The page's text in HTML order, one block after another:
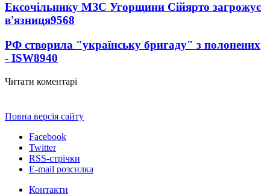
Ексочільнику МЗС Угорщини Сійярто загрожує
в'язниця9568
РФ створила "українську бригаду" з полонених
- ISW8940
Читати коментарі
Повна версія сайту
Facebook
Twitter
RSS-стрічки
E-mail розсилка
Контакти